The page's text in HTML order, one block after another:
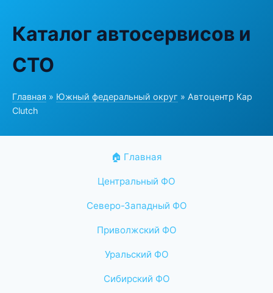
Каталог автосервисов и
СТО
Главная » Южный федеральный округ » Автоцентр Кар
Clutch
🏠 Главная
Центральный ФО
Северо-Западный ФО
Приволжский ФО
Уральский ФО
Сибирский ФО